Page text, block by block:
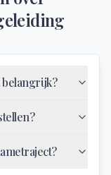
belangrijk?